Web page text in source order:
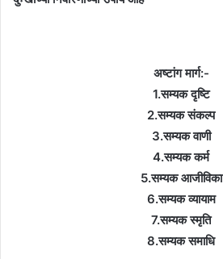
अष्टांग मार्ग:-
1.सम्यक दृष्टि
2.सम्यक संकल्प
3.सम्यक वाणी
4.सम्यक कर्म
5.सम्यक आजीविका
6.सम्यक व्यायाम
7.सम्यक स्मृति
8.सम्यक समाधि